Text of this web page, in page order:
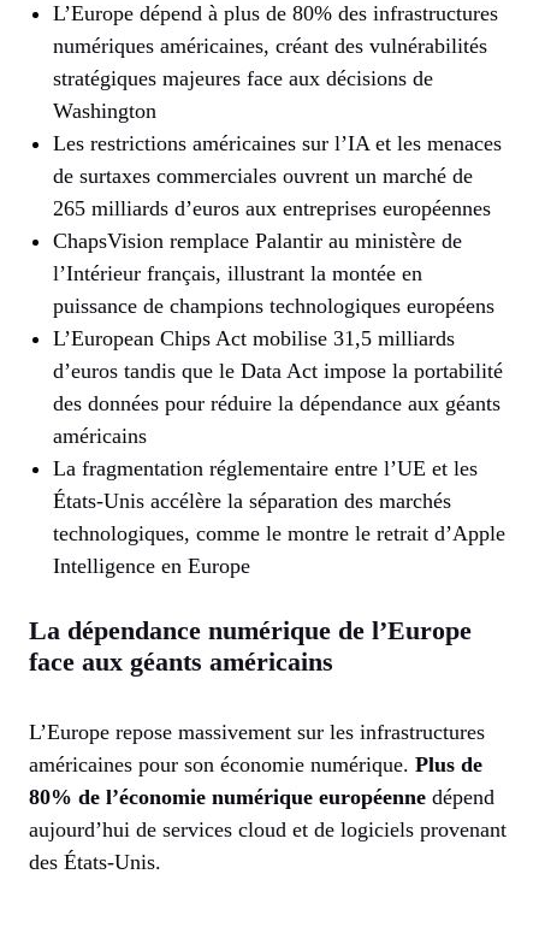
L’Europe dépend à plus de 80% des infrastructures
numériques américaines, créant des vulnérabilités
stratégiques majeures face aux décisions de
Washington
Les restrictions américaines sur l’IA et les menaces
de surtaxes commerciales ouvrent un marché de
265 milliards d’euros aux entreprises européennes
ChapsVision remplace Palantir au ministère de
l’Intérieur français, illustrant la montée en
puissance de champions technologiques européens
L’European Chips Act mobilise 31,5 milliards
d’euros tandis que le Data Act impose la portabilité
des données pour réduire la dépendance aux géants
américains
La fragmentation réglementaire entre l’UE et les
États-Unis accélère la séparation des marchés
technologiques, comme le montre le retrait d’Apple
Intelligence en Europe
La dépendance numérique de l’Europe
face aux géants américains
L’Europe repose massivement sur les infrastructures
américaines pour son économie numérique. Plus de
80% de l’économie numérique européenne dépend
aujourd’hui de services cloud et de logiciels provenant
des États-Unis.